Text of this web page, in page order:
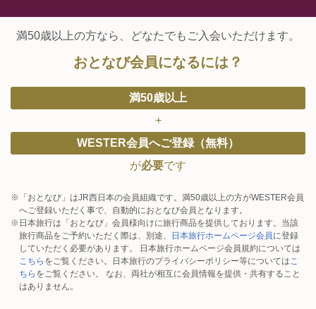
満50歳以上の方なら、どなたでもご入会いただけます。
おとなび会員になるには？
満50歳以上
+
WESTER会員へご登録（無料）
が必要です
※「おとなび」はJR西日本の会員組織です。満50歳以上の方がWESTER会員
へご登録いただく事で、自動的におとなび会員となります。
※日本旅行は「おとなび」会員様向けに旅行商品を提供しております。当該
旅行商品をご予約いただく際は、別途、
日本旅行ホームページ会員に登録
していただく必要があります。 日本旅行ホームページ会員規約については
こちら をご覧ください。日本旅行のプライバシーポリシー等についてはこ
ちら をご覧ください。 なお、両社が相互に会員情報を提供・共有すること
はありません。